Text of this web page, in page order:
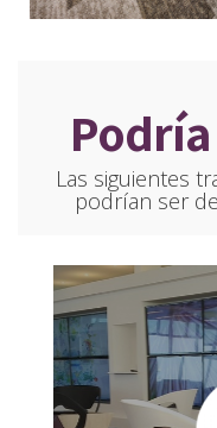
Las siguientes
podrían ser